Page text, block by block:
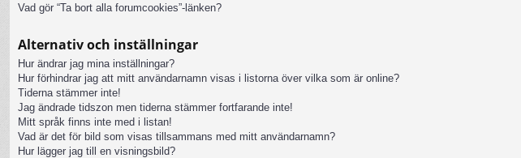
Vad gör “Ta bort alla forumcookies”-länken?
Alternativ och inställningar
Hur ändrar jag mina inställningar?
Hur förhindrar jag att mitt användarnamn visas i listorna över vilka som är online?
Tiderna stämmer inte!
Jag ändrade tidszon men tiderna stämmer fortfarande inte!
Mitt språk finns inte med i listan!
Vad är det för bild som visas tillsammans med mitt användarnamn?
Hur lägger jag till en visningsbild?